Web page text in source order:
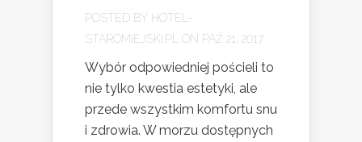
POSTED BY HOTEL-
STAROMIEJSKI.PL
ON PAŹ 21, 2017
Wybór odpowiedniej pościeli to
nie tylko kwestia estetyki, ale
przede wszystkim komfortu snu
i zdrowia. W morzu dostępnych